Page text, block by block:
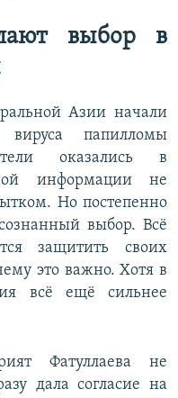
выбор в
Азии начали
вируса папилломы
оказались в
информации не
Но постепенно
выбор. Всё
защитить своих
это важно. Хотя в
всё ещё сильнее
Фатуллаева не
дала согласие на